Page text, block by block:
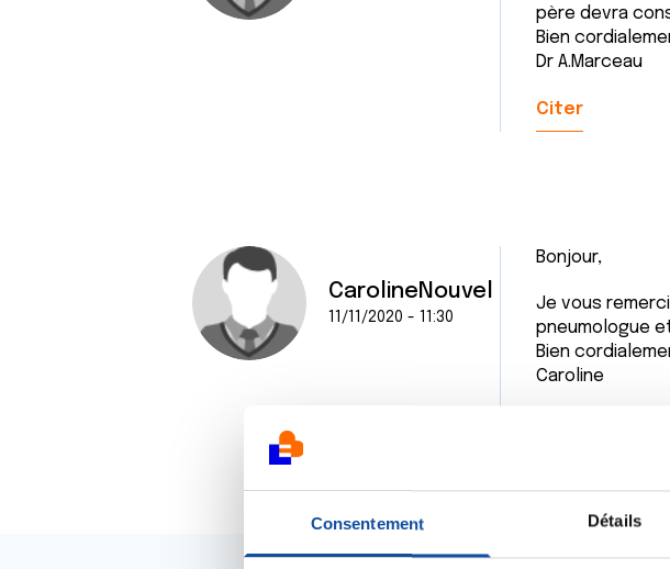
Consentement Détails
père devra
Bien
Dr A.Marceau
Citer
CarolineNouvel
11/11/2020 - 11:30
Bonjour,
Je vous
pneumologue
Bien
Caroline